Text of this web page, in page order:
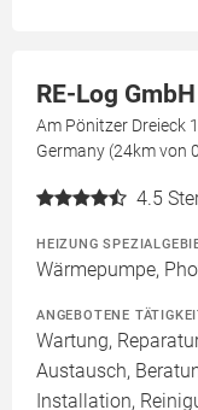
RE-Log GmbH
Am Pönitzer Dreieck
Germany (24km von
4.5
HEIZUNG
Wärmepumpe,
ANGEBOTENE
Wartung,
Austausch,
Installation,